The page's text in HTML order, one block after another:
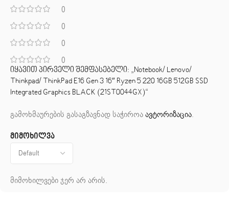
0
0
0
0
მიმოხილვა
მიმოხილვები ჯერ არ არის.
იყავით პირველი შემფასებელი: „Notebook/ Lenovo/
Thinkpad/ ThinkPad E16 Gen 3 16″ Ryzen 5 220 16GB 512GB SSD
Integrated Graphics BLACK (21ST0044GX)“
გამოხმაურების გასაგზავნად საჭიროაავტორიზაცია.